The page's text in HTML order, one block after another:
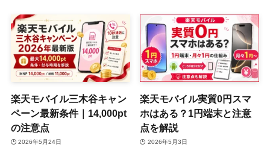
楽天モバイル三木谷キャン
ペーン最新条件｜14,000pt
の注意点
2026年5月24日
楽天モバイル実質0円スマ
ホはある？1円端末と注意
点を解説
2026年5月3日